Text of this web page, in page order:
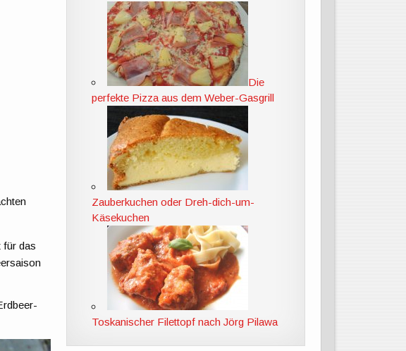
für das
Die
perfekte Pizza aus dem Weber-Gasgrill
Zauberkuchen oder Dreh-dich-um-
Käsekuchen
Toskanischer Filettopf nach Jörg Pilawa